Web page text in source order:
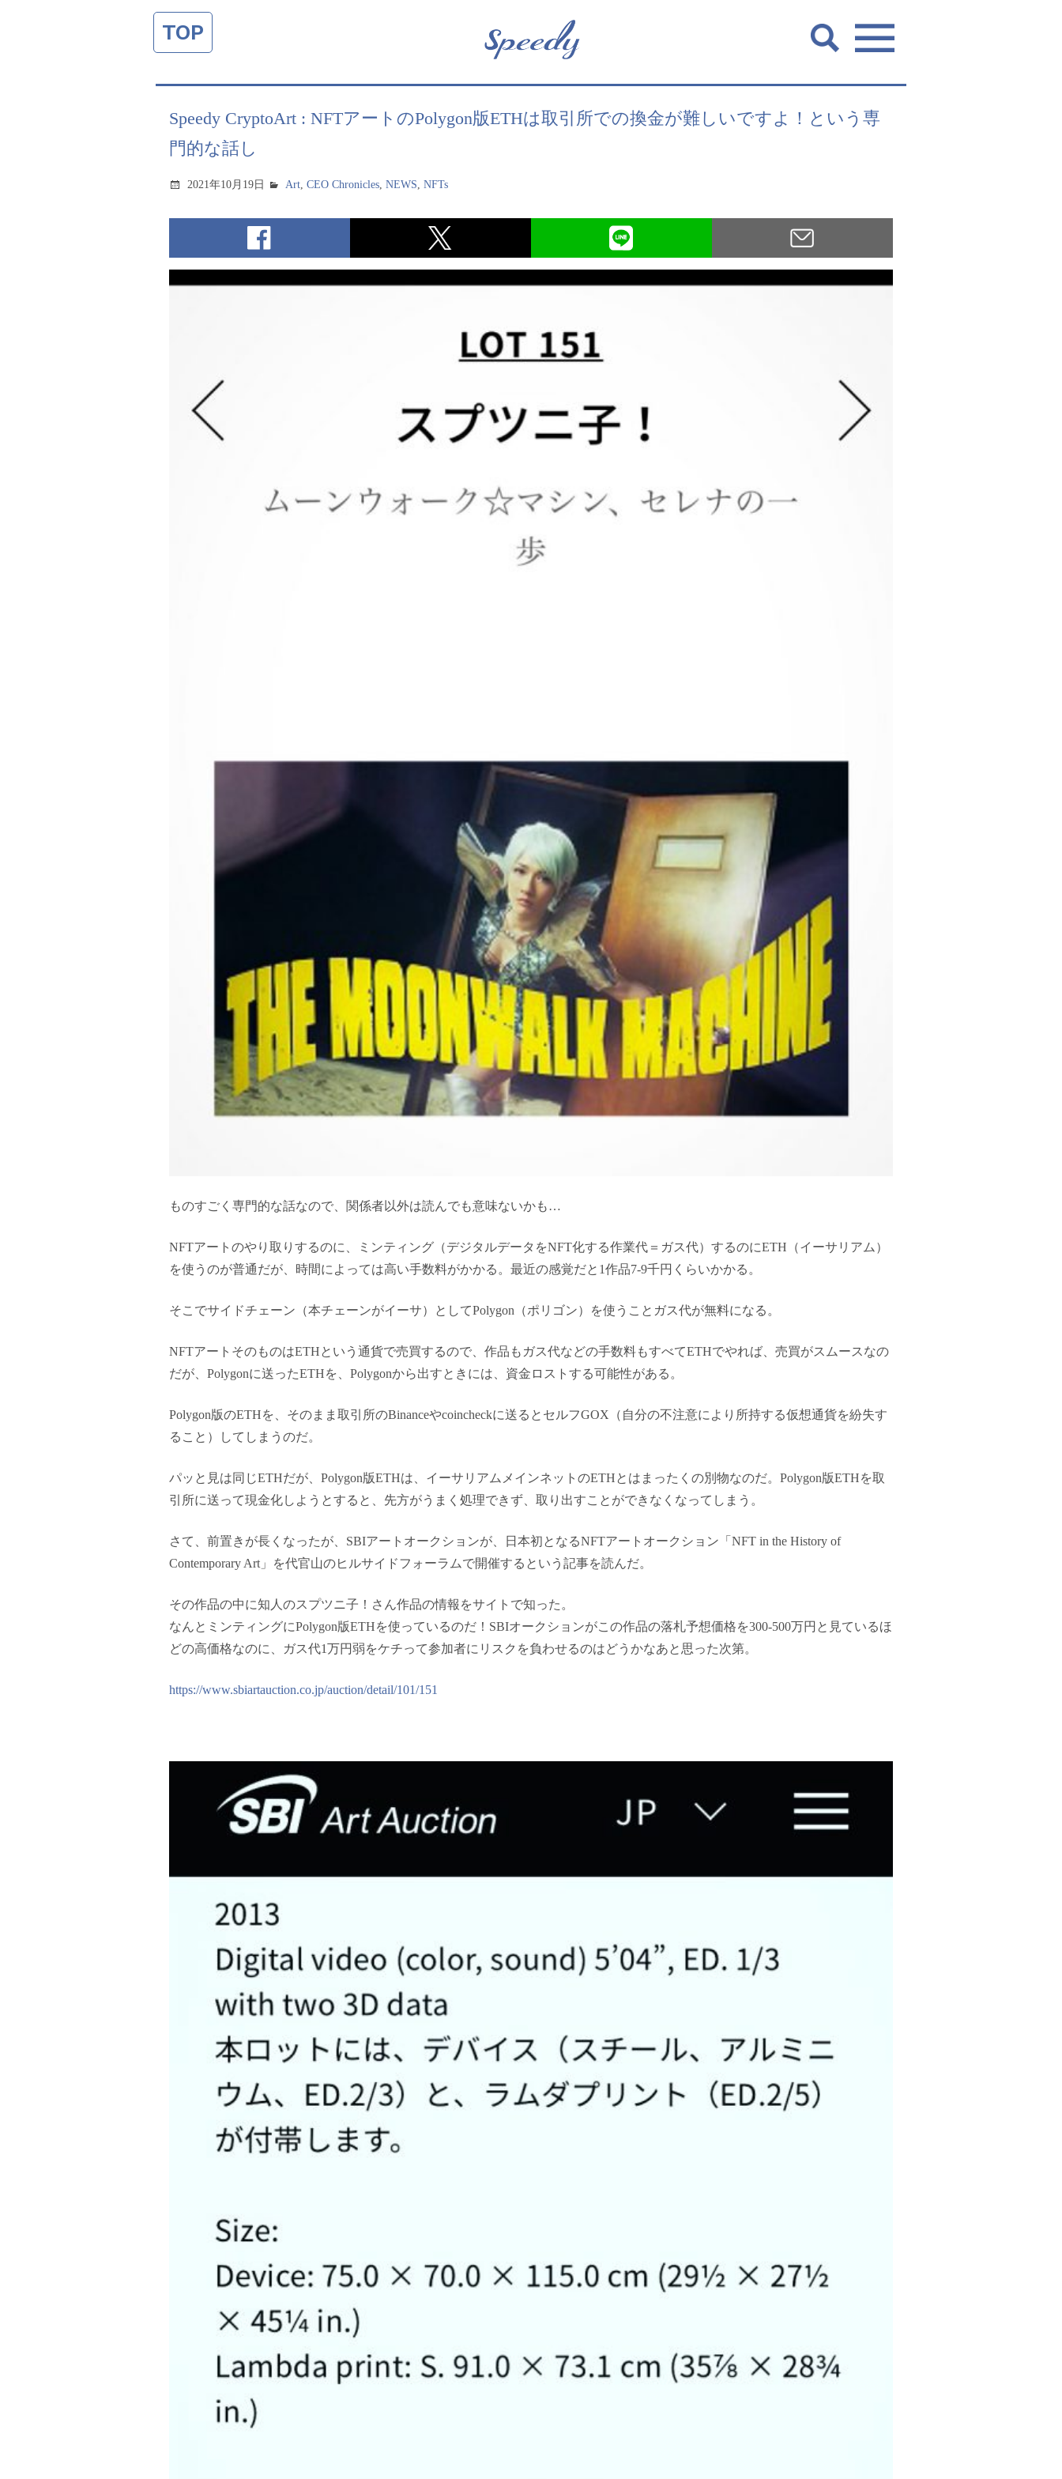
TOP
Speedy CryptoArt : NFTアートのPolygon版ETHは取引所での換金が難しいですよ！という専
門的な話し
2021年10月19日 Art,CEO Chronicles,NEWS,NFTs
ものすごく専門的な話なので、関係者以外は読んでも意味ないかも…
NFTアートのやり取りするのに、ミンティング（デジタルデータをNFT化する作業代＝ガス代）するのにETH（イーサリアム）
を使うのが普通だが、時間によっては高い手数料がかかる。最近の感覚だと1作品7-9千円くらいかかる。
そこでサイドチェーン（本チェーンがイーサ）としてPolygon（ポリゴン）を使うことガス代が無料になる。
NFTアートそのものはETHという通貨で売買するので、作品もガス代などの手数料もすべてETHでやれば、売買がスムースなの
だが、Polygonに送ったETHを、Polygonから出すときには、資金ロストする可能性がある。
Polygon版のETHを、そのまま取引所のBinanceやcoincheckに送るとセルフGOX（自分の不注意により所持する仮想通貨を紛失す
ること）してしまうのだ。
パッと見は同じETHだが、Polygon版ETHは、イーサリアムメインネットのETHとはまったくの別物なのだ。Polygon版ETHを取
引所に送って現金化しようとすると、先方がうまく処理できず、取り出すことができなくなってしまう。
さて、前置きが長くなったが、SBIアートオークションが、日本初となるNFTアートオークション「NFT in the History of
Contemporary Art」を代官山のヒルサイドフォーラムで開催するという記事を読んだ。
その作品の中に知人のスプツニ子！さん作品の情報をサイトで知った。
なんとミンティングにPolygon版ETHを使っているのだ！SBIオークションがこの作品の落札予想価格を300-500万円と見ているほ
どの高価格なのに、ガス代1万円弱をケチって参加者にリスクを負わせるのはどうかなあと思った次第。
https://www.sbiartauction.co.jp/auction/detail/101/151